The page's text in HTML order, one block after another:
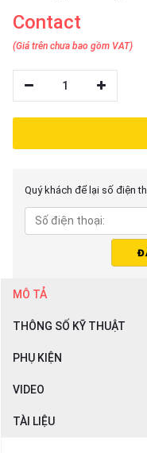
Contact
(Giá trên chưa bao gồm VAT)
1
Quý khách để lại số điện
MÔ TẢ
THÔNG SỐ KỸ THUẬT
PHỤ KIỆN
VIDEO
TÀI LIỆU